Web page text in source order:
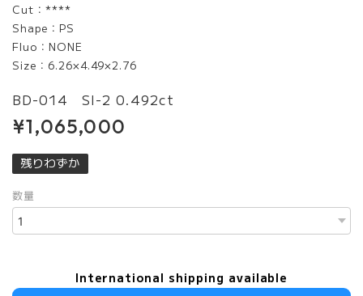
Cut：****
Shape：PS
Fluo：NONE
Size：6.26×4.49×2.76
BD-014 SI-2 0.492ct
¥1,065,000
残りわずか
数量
International shipping available